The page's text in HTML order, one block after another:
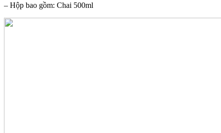
– Hộp bao gồm: Chai 500ml